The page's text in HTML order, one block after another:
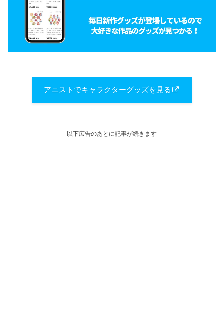
アニストでキャラクターグッズを見る
以下広告のあとに記事が続きます